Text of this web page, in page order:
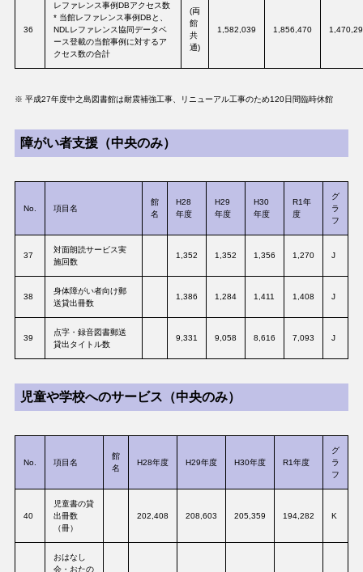
36
レファレンス事例DBアクセス数
* 当館レファレンス事例DBと、
NDLレファレンス協同データベ
ース登載の当館事例に対するア
クセス数の合計
(両
館
共
通)
1,582,039 1,856,470
※ 平成27年度中之島図書館は耐震補強工事、リニューアル工事のため120日間臨時休館
障がい者支援（中央のみ）
No. 項目名
館
名
H28
年度
H29
年度
H30
年度
R1年
度
グ
ラ
フ
37
対面朗読サービス実
施回数
1,352 1,352 1,356 1,270 J
38
身体障がい者向け郵
送貸出冊数
1,386 1,284 1,411 1,408 J
39
点字・録音図書郵送
貸出タイトル数
9,331 9,058 8,616 7,093 J
児童や学校へのサービス（中央のみ）
No. 項目名
館
名
H28年度 H29年度 H30年度 R1年度
グ
ラ
フ
40
児童書の貸
出冊数
（冊）
202,408 208,603 205,359 194,282 K
おはなし
会・おたの